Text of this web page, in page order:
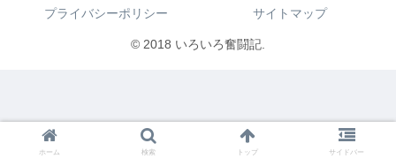
プライバシーポリシー サイトマップ
© 2018 いろいろ奮闘記.
ホーム 検索 トップ サイドバー